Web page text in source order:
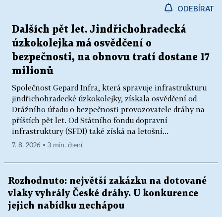
ODEBÍRAT
Dalších pět let. Jindřichohradecká
úzkokolejka má osvědčení o
bezpečnosti, na obnovu tratí dostane 17
milionů
Společnost Gepard Infra, která spravuje infrastrukturu
jindřichohradecké úzkokolejky, získala osvědčení od
Drážního úřadu o bezpečnosti provozovatele dráhy na
příštích pět let. Od Státního fondu dopravní
infrastruktury (SFDI) také získá na letošní...
7. 8. 2026 ▪ 3 min. čtení
Rozhodnuto: největší zakázku na dotované
vlaky vyhrály České dráhy. U konkurence
jejich nabídku nechápou